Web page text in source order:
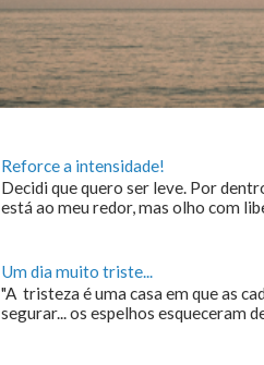
Reforce a intensidade!
Decidi que quero ser leve. Por
está ao meu redor, mas olho com
Um dia muito triste...
"A tristeza é uma casa em que as
segurar... os espelhos esqueceram